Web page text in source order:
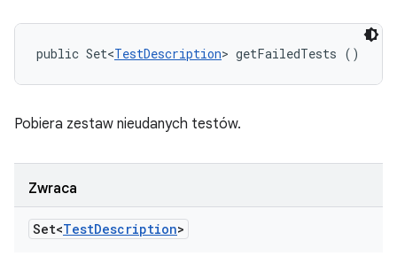
public Set<TestDescription> getFailedTests ()
Pobiera zestaw nieudanych testów.
Zwraca
Set<TestDescription>